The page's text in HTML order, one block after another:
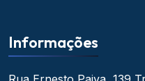
Informações